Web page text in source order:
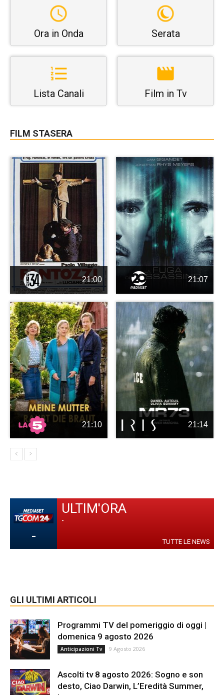
Ora in Onda Serata
Lista Canali Film in Tv
FILM STASERA
21:00 21:07
21:10 21:14
-
ULTIM'ORA
-
TUTTE LE NEWS
GLI ULTIMI ARTICOLI
Programmi TV del pomeriggio di oggi |
domenica 9 agosto 2026
Anticipazioni Tv 9 Agosto 2026
Ascolti tv 8 agosto 2026: Sogno e son
desto, Ciao Darwin, L’Eredità Summer,